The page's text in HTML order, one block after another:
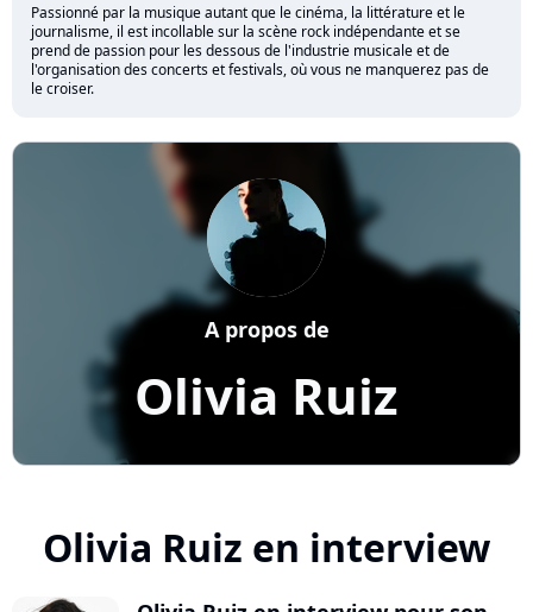
Passionné par la musique autant que le cinéma, la littérature et le
journalisme, il est incollable sur la scène rock indépendante et se
prend de passion pour les dessous de l'industrie musicale et de
l'organisation des concerts et festivals, où vous ne manquerez pas de
le croiser.
Olivia Ruiz
A propos de
Olivia Ruiz en interview